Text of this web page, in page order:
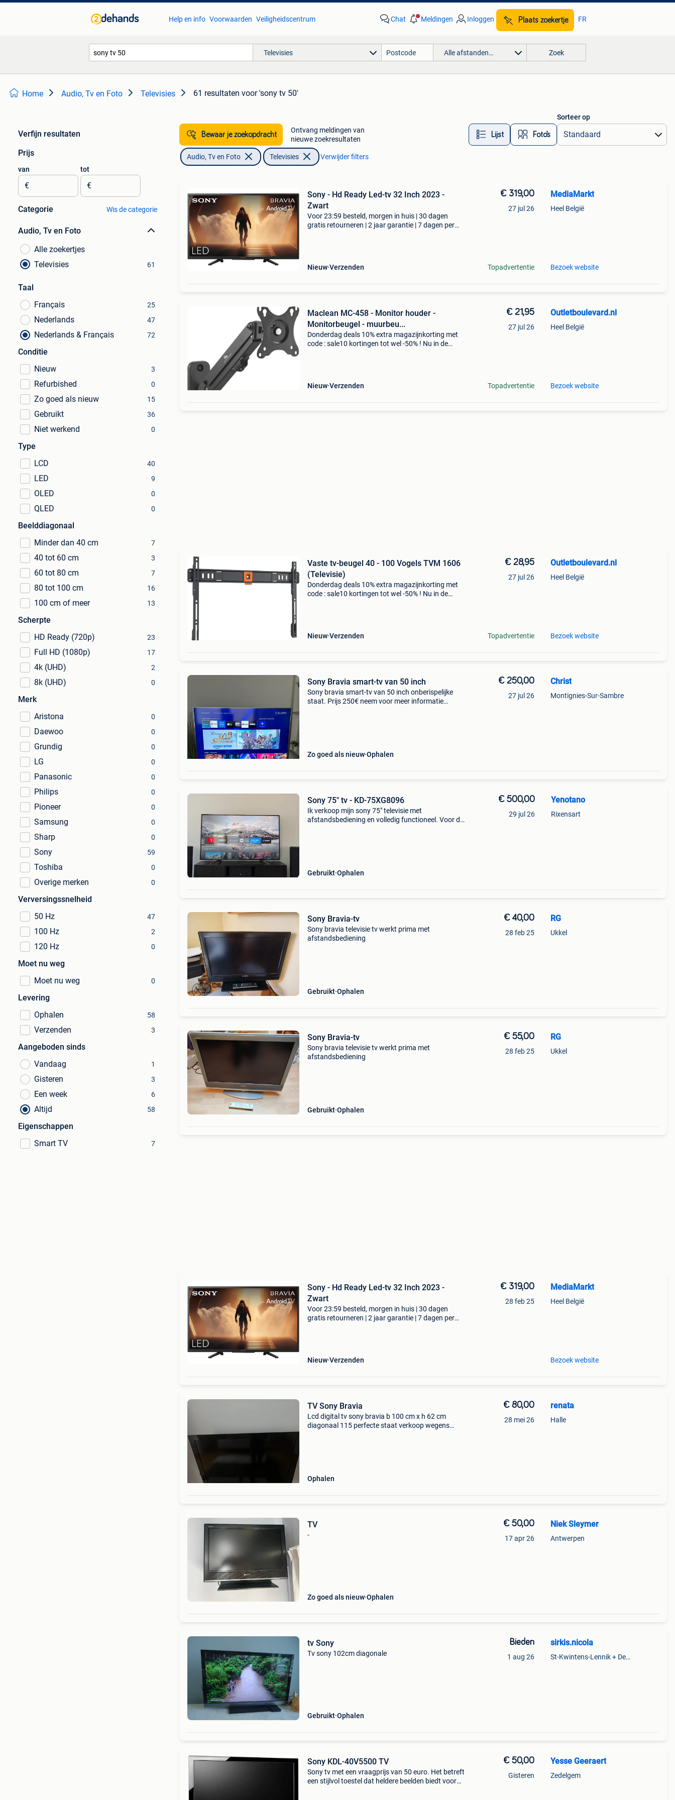
Help en info Voorwaarden Veiligheidscentrum Chat Meldingen Inloggen Plaats zoekertje FR
Televisies Alle afstanden… Zoek
Home Audio, Tv en Foto Televisies 61 resultaten voor 'sony tv 50'
Verfijn resultaten
Prijs
van
€
tot
€
Categorie Wis de categorie
Audio, Tv en Foto
Alle zoekertjes
Televisies
61
Taal
Français
25
Nederlands 47
Nederlands & Français 72
Conditie
Nieuw
3
Refurbished 0
Zo goed als nieuw 15
Gebruikt 36
Niet werkend 0
Type
LCD
40
LED 9
OLED 0
QLED 0
Beelddiagonaal
Minder dan 40 cm
7
40 tot 60 cm 3
60 tot 80 cm 7
80 tot 100 cm 16
100 cm of meer 13
Scherpte
HD Ready (720p)
23
Full HD (1080p) 17
4k (UHD) 2
8k (UHD) 0
Merk
Aristona
0
Daewoo 0
Grundig 0
LG 0
Panasonic 0
Philips 0
Pioneer 0
Samsung 0
Sharp 0
Sony 59
Toshiba 0
Overige merken 0
Verversingssnelheid
50 Hz
47
100 Hz 2
120 Hz 0
Moet nu weg
Moet nu weg
0
Levering
Ophalen
58
Verzenden 3
Aangeboden sinds
Vandaag
1
Gisteren 3
Een week 6
Altijd 58
Eigenschappen
Smart TV
7
Bewaar je zoekopdracht
Ontvang meldingen van
nieuwe zoekresultaten
Lijst Foto’s
Sorteer op
Audio, Tv en Foto Televisies Verwijder filters
Sony - Hd Ready Led-tv 32 Inch 2023 -
Zwart
Voor 23:59 besteld, morgen in huis | 30 dagen
gratis retourneren | 2 jaar garantie | 7 dagen per
Nieuw Verzenden
€ 319,00
27 jul 26
Topadvertentie
MediaMarkt
Heel België
Bezoek website
Maclean MC-458 - Monitor houder -
Monitorbeugel - muurbeu...
Donderdag deals 10% extra magazijnkorting met
code : sale10 kortingen tot wel -50% ! Nu in de
Nieuw Verzenden
€ 21,95
27 jul 26
Topadvertentie
Outletboulevard.nl
Heel België
Bezoek website
Vaste tv-beugel 40 - 100 Vogels TVM 1606
(Televisie)
Donderdag deals 10% extra magazijnkorting met
code : sale10 kortingen tot wel -50% ! Nu in de
Nieuw Verzenden
€ 28,95
27 jul 26
Topadvertentie
Outletboulevard.nl
Heel België
Bezoek website
Sony Bravia smart-tv van 50 inch
Sony bravia smart-tv van 50 inch onberispelijke
staat. Prijs 250€ neem voor meer informatie
Zo goed als nieuw Ophalen
€ 250,00
27 jul 26
Christ
Montignies-Sur-Sambre
Sony 75" tv - KD-75XG8096
Ik verkoop mijn sony 75" televisie met
afstandsbediening en volledig functioneel. Voor de
Gebruikt Ophalen
€ 500,00
29 jul 26
Yenotano
Rixensart
Sony Bravia-tv
Sony bravia televisie tv werkt prima met
afstandsbediening
Gebruikt Ophalen
€ 40,00
28 feb 25
RG
Ukkel
Sony Bravia-tv
Sony bravia televisie tv werkt prima met
afstandsbediening
Gebruikt Ophalen
€ 55,00
28 feb 25
RG
Ukkel
Sony - Hd Ready Led-tv 32 Inch 2023 -
Zwart
Voor 23:59 besteld, morgen in huis | 30 dagen
gratis retourneren | 2 jaar garantie | 7 dagen per
Nieuw Verzenden
€ 319,00
28 feb 25
MediaMarkt
Heel België
Bezoek website
TV Sony Bravia
Lcd digital tv sony bravia b 100 cm x h 62 cm
diagonaal 115 perfecte staat verkoop wegens
Ophalen
€ 80,00
28 mei 26
renata
Halle
TV
-
Zo goed als nieuw Ophalen
€ 50,00
17 apr 26
Niek Sleymer
Antwerpen
tv Sony
Tv sony 102cm diagonale
Gebruikt Ophalen
Bieden
1 aug 26
sirkis.nicola
St-Kwintens-Lennik + Deel Roosdaal
Sony KDL-40V5500 TV
Sony tv met een vraagprijs van 50 euro. Het betreft
een stijlvol toestel dat heldere beelden biedt voor
€ 50,00
Gisteren
Yesse Geeraert
Zedelgem